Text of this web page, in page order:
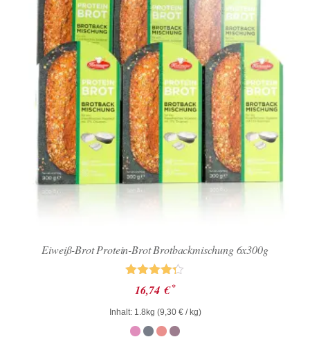
Eiweiß-Brot Protein-Brot Brotbackmischung 6x300g
Bewertet
mit
4.25
von 5
16,74 € *
Inhalt: 1.8kg (9,30 €/ kg)